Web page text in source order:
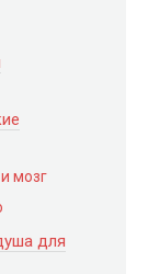
мозг
для